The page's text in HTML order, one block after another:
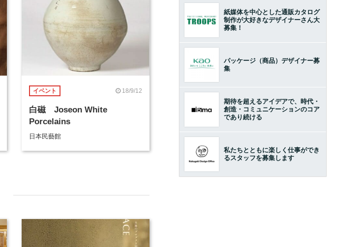
イベント 18/9/12
白磁 Joseon White
Porcelains
日本民藝館
紙媒体を中心とした通販カタログ
制作が大好きなデザイナーさん大
募集！
パッケージ（商品）デザイナー募
集
期待を超えるアイデアで、時代・
創造・コミュニケーションのコア
であり続ける
私たちとともに楽しく仕事ができ
るスタッフを募集します